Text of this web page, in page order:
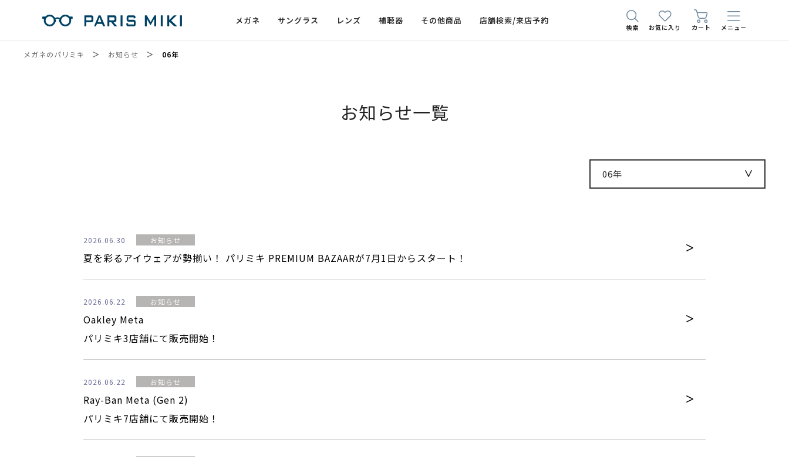
メガネ サングラス レンズ 補聴器 その他商品 店舗検索/来店予約
検索 お気に入り カート メニュー
メガネのパリミキ お知らせ 06年
お知らせ一覧
06年
2026.06.30 お知らせ
夏を彩るアイウェアが勢揃い！ パリミキ PREMIUM BAZAARが7月1日からスタート！
2026.06.22 お知らせ
Oakley Meta
パリミキ3店舗にて販売開始！
2026.06.22 お知らせ
Ray-Ban Meta (Gen 2)
パリミキ7店舗にて販売開始！